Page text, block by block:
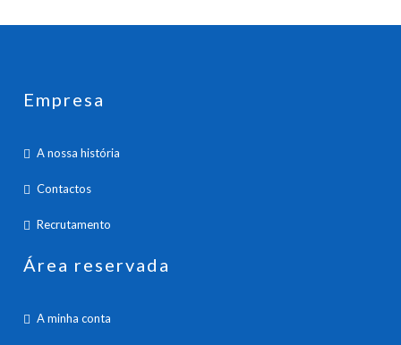
Empresa
A nossa história
Contactos
Recrutamento
Área reservada
A minha conta